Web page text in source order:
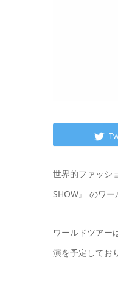
世界的ファッシ
SHOW』 のワー
ワールドツアー
演を予定してお